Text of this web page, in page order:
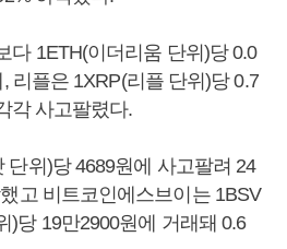
다 1ETH(이더리움 단위)당 0.0
리플은 1XRP(리플 단위)당 0.7
각 사고팔렸다.
단위)당 4689원에 사고팔려 24
고 비트코인에스브이는 1BSV
)당 19만2900원에 거래돼 0.6